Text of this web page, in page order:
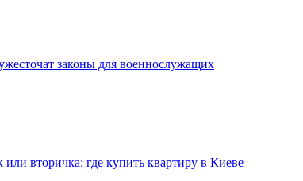
законы для военнослужащих
или вторичка: где купить квартиру в Киеве